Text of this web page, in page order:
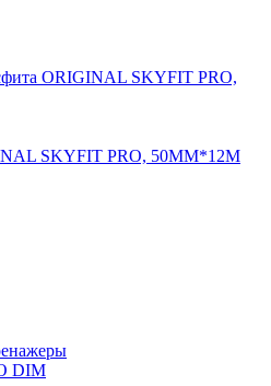
SKYFIT PRO, 50MM*12M
DIM